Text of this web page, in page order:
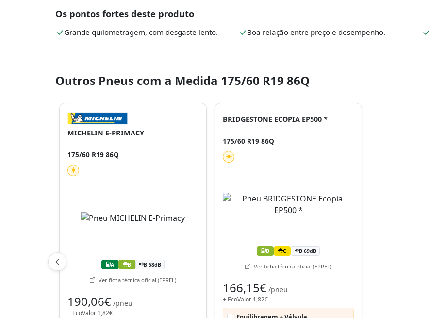
Os pontos fortes deste produto
Grande quilometragem, com desgaste lento. Boa relação entre preço e desempenho.
Outros Pneus com a Medida 175/60 R19 86Q
MICHELIN E-PRIMACY
175/60 R19 86Q
A B B 68dB
Ver ficha técnica oficial (EPREL)
190,06€ /pneu
+ EcoValor 1,82€
BRIDGESTONE ECOPIA EP500 *
175/60 R19 86Q
B C B 69dB
Ver ficha técnica oficial (EPREL)
166,15€ /pneu
+ EcoValor 1,82€